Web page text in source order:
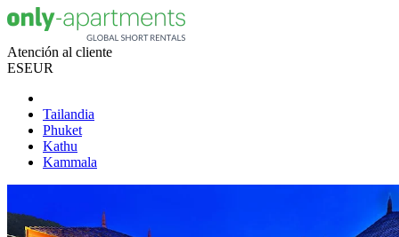
Atención al cliente
ESEUR
Tailandia
Phuket
Kathu
Kammala